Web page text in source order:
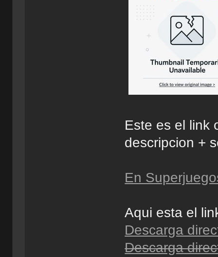
Este es el link
descripcion +
En
Aqui esta el
Descarga
Descarga